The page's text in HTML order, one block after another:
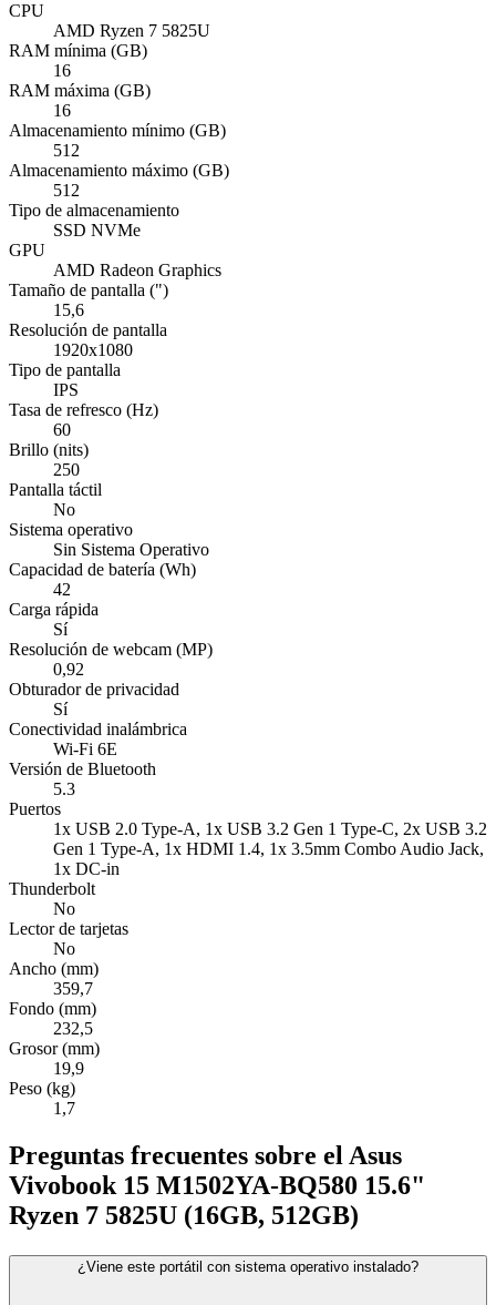
CPU
AMD Ryzen 7 5825U
RAM mínima (GB)
16
RAM máxima (GB)
16
Almacenamiento mínimo (GB)
512
Almacenamiento máximo (GB)
512
Tipo de almacenamiento
SSD NVMe
GPU
AMD Radeon Graphics
Tamaño de pantalla (")
15,6
Resolución de pantalla
1920x1080
Tipo de pantalla
IPS
Tasa de refresco (Hz)
60
Brillo (nits)
250
Pantalla táctil
No
Sistema operativo
Sin Sistema Operativo
Capacidad de batería (Wh)
42
Carga rápida
Sí
Resolución de webcam (MP)
0,92
Obturador de privacidad
Sí
Conectividad inalámbrica
Wi-Fi 6E
Versión de Bluetooth
5.3
Puertos
1x USB 2.0 Type-A, 1x USB 3.2 Gen 1 Type-C, 2x USB 3.2
Gen 1 Type-A, 1x HDMI 1.4, 1x 3.5mm Combo Audio Jack,
1x DC-in
Thunderbolt
No
Lector de tarjetas
No
Ancho (mm)
359,7
Fondo (mm)
232,5
Grosor (mm)
19,9
Peso (kg)
1,7
Preguntas frecuentes sobre el Asus
Vivobook 15 M1502YA-BQ580 15.6"
Ryzen 7 5825U (16GB, 512GB)
¿Viene este portátil con sistema operativo instalado?